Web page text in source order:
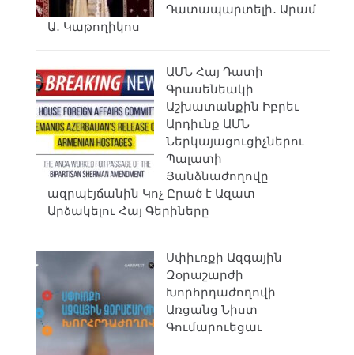
Դատապարտելի․ Արամ
Ա․ Կաթողիկոս
ԱՄՆ Հայ Դատի
Գրասենեակի
Աշխատանքին Իբրեւ
Արդիւնք ԱՄՆ
Ներկայացուցիչներու
Պալատի
Յանձնաժողովը
ազրպէյճանին Կոչ Ըրած է Ազատ
Արձակելու Հայ Գերիները
Սփիւռքի Ազգային
Զօրաշարժի
Խորհրդաժողովի
Առցանց Նիստ
Գումարուեցաւ